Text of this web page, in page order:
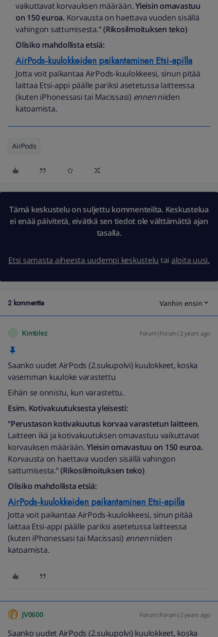
vaikuttavat korvauksen määrään.Yleisin omavastuu
on 150 euroa.Korvausta on haettava vuoden sisällä
vahingon sattumisesta.”(Rikosilmoituksen teko)
Olisiko mahdollista etsiä:
AirPods-kuulokkeiden paikantaminen Etsi-apilla
Jotta voit paikantaa AirPods-kuulokkeesi, sinun pitää
laittaa Etsi-appi päälle pariksi asetetussa laitteessa
(kuten iPhonessasi tai Macissasi) ennenniiden
katoamista.
AirPods
Tämä keskustelu on suljettu kommenteilta. Keskustelua
ei enää päivitetä, eivätkä sen tiedot ole välttämättä ajan
tasalla.
Etsi samasta aiheesta uudempi keskustelu tai aloita uusi.
2 kommenttia Vanhin ensin
Kimblez Forum|Forum|2 years ago
Saanko uudet AirPods (2.sukupolvi) kuulokkeet, koska
vasemman kuuloke varastettu
Eihän se onnistu, kun varastettu.
Esim. Kotivakuutuksesta yleisesti:
“Perustason kotivakuutus korvaa varastetun laitteen.
Laitteen ikä ja kotivakuutuksen omavastuu vaikuttavat
korvauksen määrään.Yleisin omavastuu on 150 euroa.
Korvausta on haettava vuoden sisällä vahingon
sattumisesta.”(Rikosilmoituksen teko)
Olisiko mahdollista etsiä:
AirPods-kuulokkeiden paikantaminen Etsi-apilla
Jotta voit paikantaa AirPods-kuulokkeesi, sinun pitää
laittaa Etsi-appi päälle pariksi asetetussa laitteessa
(kuten iPhonessasi tai Macissasi) ennenniiden
katoamista.
JV0600 Forum|Forum|2 years ago
Saanko uudet AirPods (2.sukupolvi) kuulokkeet, koska